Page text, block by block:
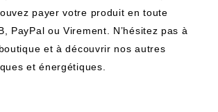
payer votre produit en toute
PayPal ou Virement. N’hésitez pas à
et à découvrir nos autres
et énergétiques.